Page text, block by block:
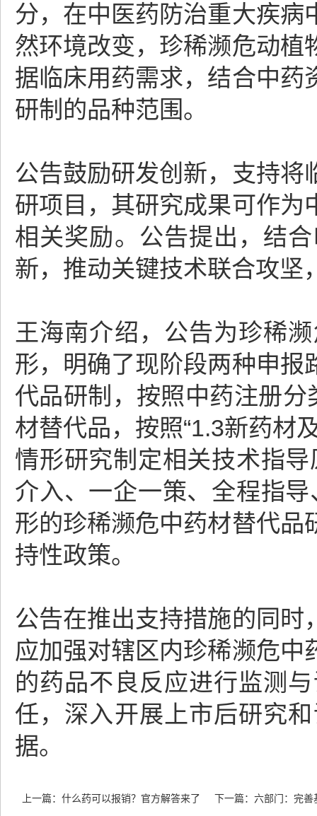
分，在中医药防治重大疾病
然环境改变，珍稀濒危动植
据临床用药需求，结合中药
研制的品种范围。
公告鼓励研发创新，支持将
研项目，其研究成果可作为
相关奖励。公告提出，结
新，推动关键技术联合攻坚
王海南介绍，公告为珍稀
形，明确了现阶段两种申报
代品研制，按照中药注册分
材替代品，按照“1.3新药材
情形研究制定相关技术指
介入、一企一策、全程指
形的珍稀濒危中药材替代品
持性政策。
公告在推出支持措施的同时
应加强对辖区内珍稀濒危中
的药品不良反应进行监测
任，深入开展上市后研究
据。
上一篇： 什么药可以报销？官方解答来了 下一篇： 六部门：完善